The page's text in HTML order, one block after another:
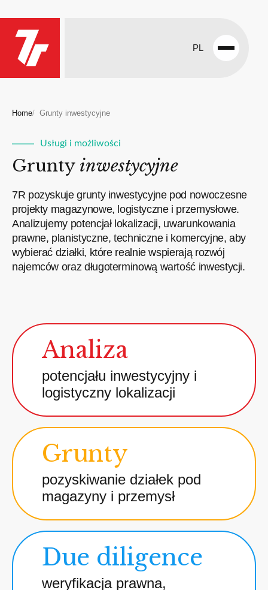
PL
Open
Home Grunty inwestycyjne
Usługi i możliwości
Grunty inwestycyjne
7R pozyskuje grunty inwestycyjne pod nowoczesne
projekty magazynowe, logistyczne i przemysłowe.
Analizujemy potencjał lokalizacji, uwarunkowania
prawne, planistyczne, techniczne i komercyjne, aby
wybierać działki, które realnie wspierają rozwój
najemców oraz długoterminową wartość inwestycji.
Analiza
potencjału inwestycyjny i
logistyczny lokalizacji
Grunty
pozyskiwanie działek pod
magazyny i przemysł
Due diligence
weryfikacja prawna,